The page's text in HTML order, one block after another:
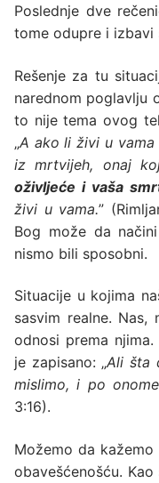
Poslednje dve
tome odupre i izbavi
Rešenje za tu
narednom poglavlju
to nije tema ovog
„A ako li živi u vama
iz mrtvijeh, onaj
oživljeće i vaša
živi u vama.”
Bog može da
nismo bili sposobni.
Situacije u kojima
sasvim realne. Nas,
odnosi prema
je zapisano: „Ali šta
mislimo, i po
3:16).
Možemo da
obavešćenošću.